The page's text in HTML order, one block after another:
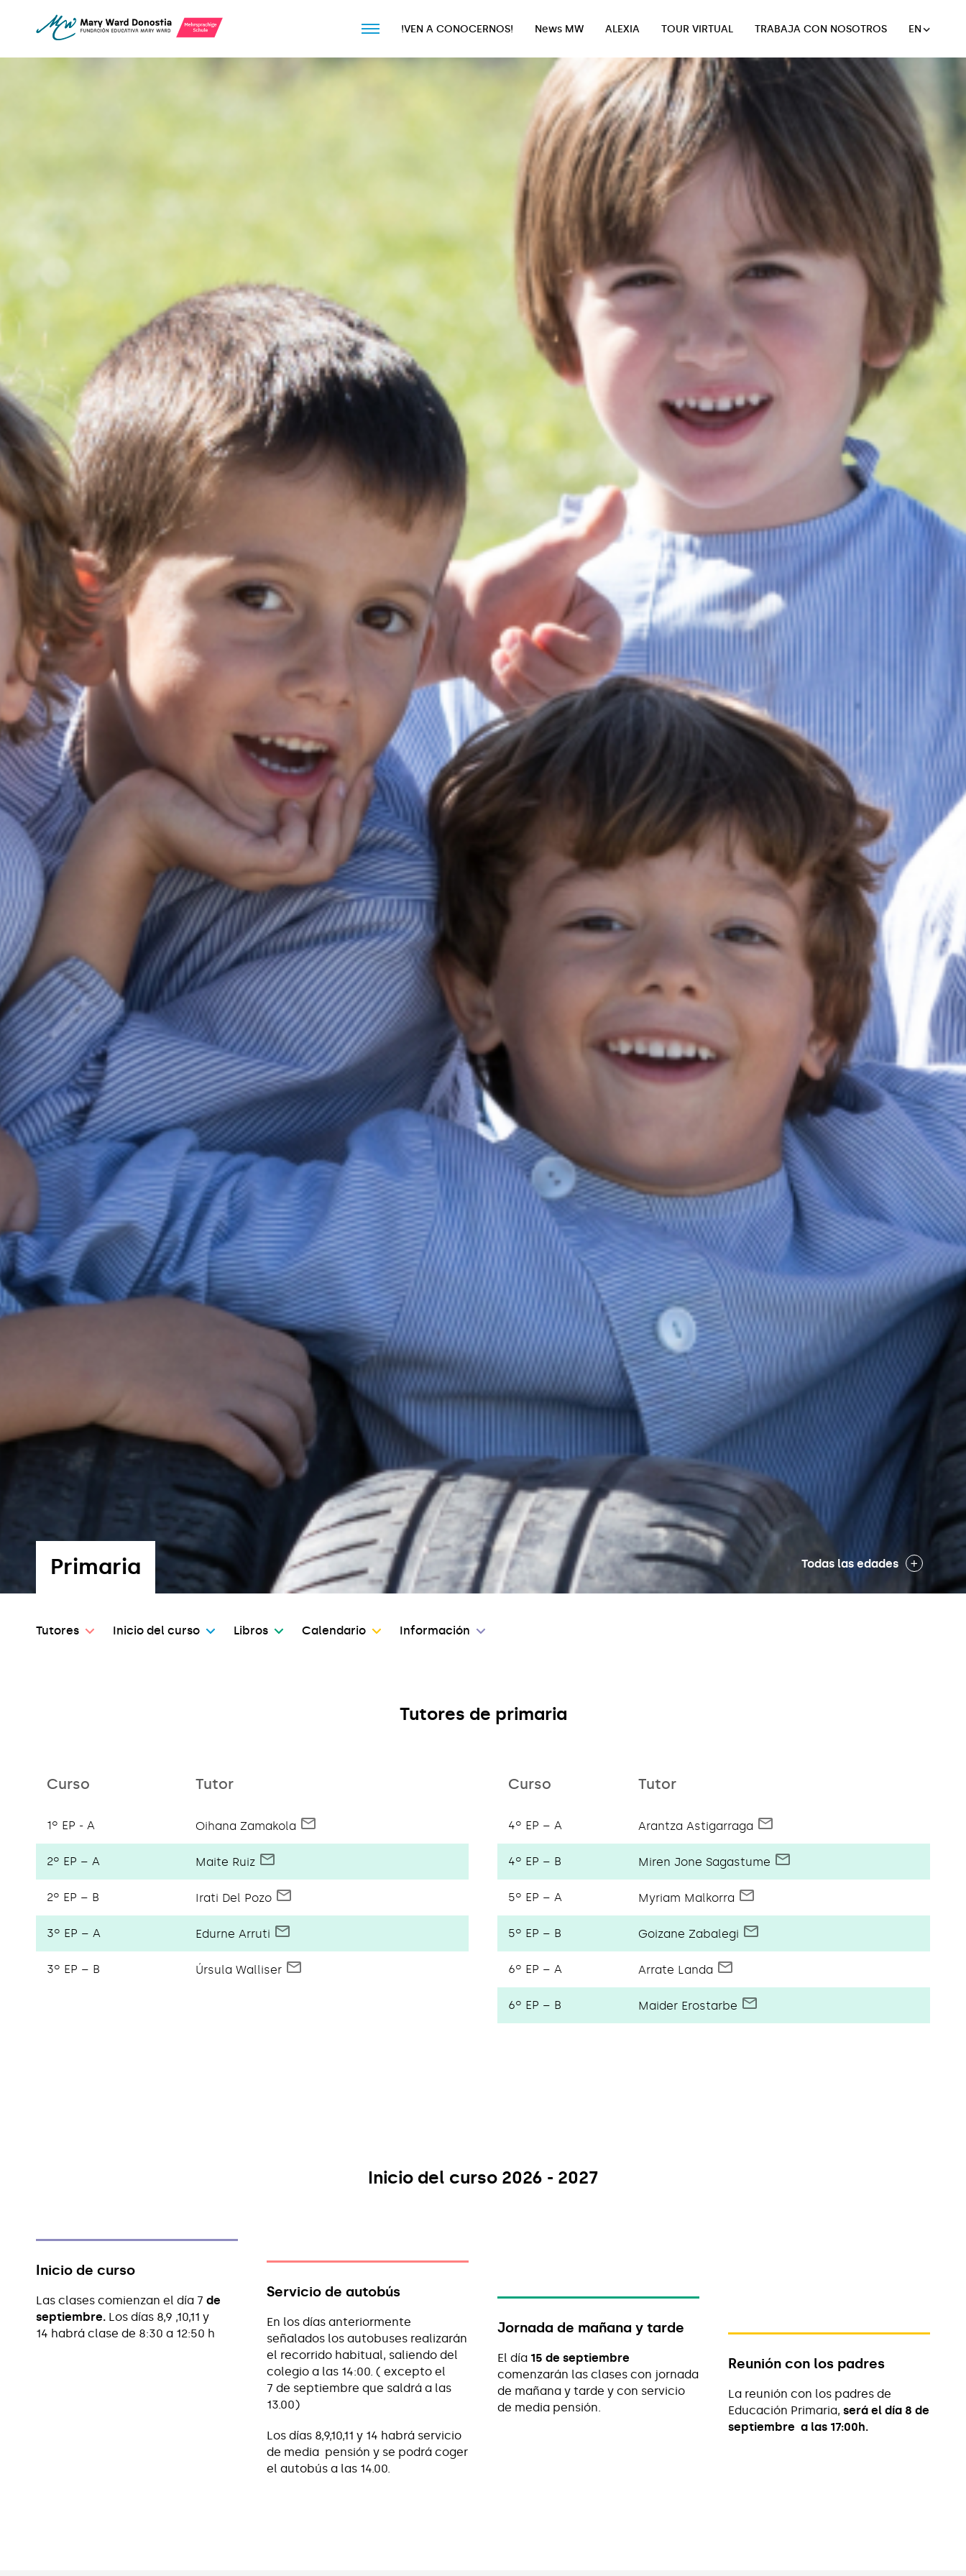
!VEN A CONOCERNOS!
News MW
ALEXIA
TOUR VIRTUAL
TRABAJA CON NOSOTROS
EN
Todas las edades
Primaria
Tutores Inicio del curso Libros Calendario Información
Tutores de primaria
Curso Tutor
1º EP - A Oihana Zamakola
2º EP – A Maite Ruiz
2º EP – B Irati Del Pozo
3º EP – A Edurne Arruti
3º EP – B Úrsula Walliser
Curso Tutor
4º EP – A Arantza Astigarraga
4º EP – B Miren Jone Sagastume
5º EP – A Myriam Malkorra
5º EP – B Goizane Zabalegi
6º EP – A Arrate Landa
6º EP – B Maider Erostarbe
Inicio del curso 2026 - 2027
Inicio de curso
Las clases comienzan el día 7 de
septiembre. Los días 8,9 ,10,11 y
14 habrá clase de 8:30 a 12:50 h
Servicio de autobús
En los días anteriormente
señalados los autobuses realizarán
el recorrido habitual, saliendo del
colegio a las 14:00. ( excepto el
7 de septiembre que saldrá a las
13.00)
Los días 8,9,10,11 y 14 habrá servicio
de media pensión y se podrá coger
el autobús a las 14.00.
Jornada de mañana y tarde
El día 15 de septiembre
comenzarán las clases con jornada
de mañana y tarde y con servicio
de media pensión.
Reunión con los padres
La reunión con los padres de
Educación Primaria, será el día 8 de
septiembre a las 17:00h.